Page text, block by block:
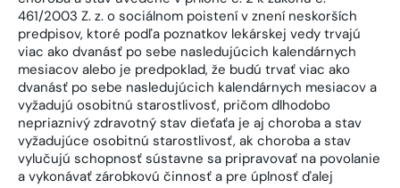
461/2003 Z. z. o sociálnom poistení v znení neskorších
predpisov, ktoré podľa poznatkov lekárskej vedy trvajú
viac ako dvanásť po sebe nasledujúcich kalendárnych
mesiacov alebo je predpoklad, že budú trvať viac ako
dvanásť po sebe nasledujúcich kalendárnych mesiacov a
vyžadujú osobitnú starostlivosť, pričom dlhodobo
nepriaznivý zdravotný stav dieťaťa je aj choroba a stav
vyžadujúce osobitnú starostlivosť, ak choroba a stav
vylučujú schopnosť sústavne sa pripravovať na povolanie
a vykonávať zárobkovú činnosť a pre úplnosť ďalej